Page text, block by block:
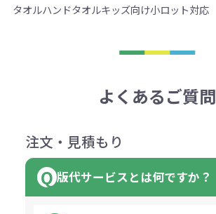
タオルハンドタオルキッズ向け小ロット対応
よくあるご質問
注文・見積もり
版代サービスとは何ですか？